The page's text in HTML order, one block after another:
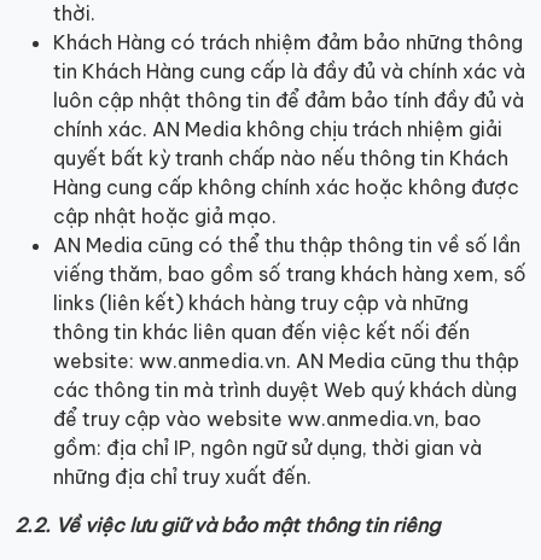
thời.
Khách Hàng có trách nhiệm đảm bảo những thông
tin Khách Hàng cung cấp là đầy đủ và chính xác và
luôn cập nhật thông tin để đảm bảo tính đầy đủ và
chính xác. AN Media không chịu trách nhiệm giải
quyết bất kỳ tranh chấp nào nếu thông tin Khách
Hàng cung cấp không chính xác hoặc không được
cập nhật hoặc giả mạo.
AN Media cũng có thể thu thập thông tin về số lần
viếng thăm, bao gồm số trang khách hàng xem, số
links (liên kết) khách hàng truy cập và những
thông tin khác liên quan đến việc kết nối đến
website: ww.anmedia.vn. AN Media cũng thu thập
các thông tin mà trình duyệt Web quý khách dùng
để truy cập vào website ww.anmedia.vn, bao
gồm: địa chỉ IP, ngôn ngữ sử dụng, thời gian và
những địa chỉ truy xuất đến.
2.2. Về việc lưu giữ và bảo mật thông tin riêng